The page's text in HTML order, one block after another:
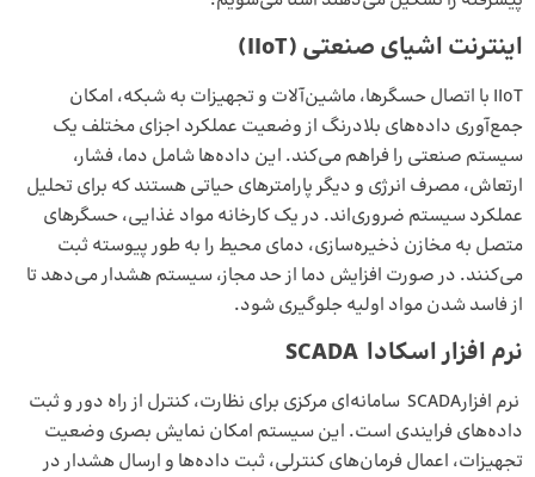
اینترنت اشیای صنعتی (IIoT)
IIoT با اتصال حسگرها، ماشین‌آلات و تجهیزات به شبکه، امکان
جمع‌آوری داده‌های بلادرنگ از وضعیت عملکرد اجزای مختلف یک
سیستم صنعتی را فراهم می‌کند. این داده‌ها شامل دما، فشار،
ارتعاش، مصرف انرژی و دیگر پارامترهای حیاتی هستند که برای تحلیل
عملکرد سیستم ضروری‌اند. در یک کارخانه مواد غذایی، حسگرهای
متصل به مخازن ذخیره‌سازی، دمای محیط را به طور پیوسته ثبت
می‌کنند. در صورت افزایش دما از حد مجاز، سیستم هشدار می‌دهد تا
از فاسد شدن مواد اولیه جلوگیری شود.
نرم افزار اسکادا
نرم افزارSCADA سامانه‌ای مرکزی برای نظارت، کنترل از راه دور و ثبت
داده‌های فرایندی است. این سیستم امکان نمایش بصری وضعیت
تجهیزات، اعمال فرمان‌های کنترلی، ثبت داده‌ها و ارسال هشدار در